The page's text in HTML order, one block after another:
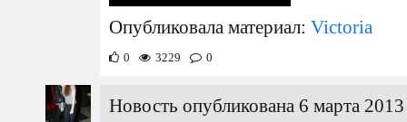
Опубликовала материал: Victoria
0 3229 0
Новость опубликована 6 марта